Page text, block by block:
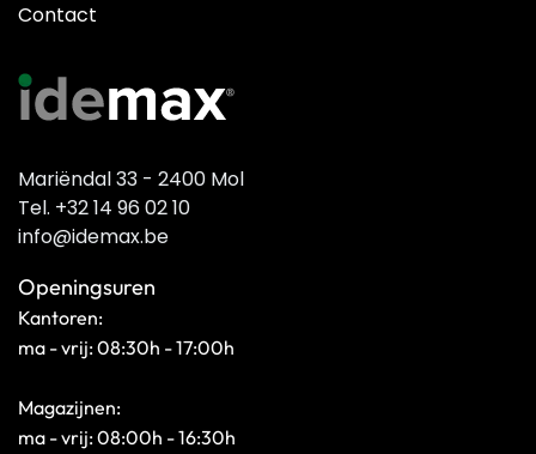
Contact
Mariëndal 33 - 2400 Mol
Tel. +32 14 96 02 10
info@idemax.be
Openingsuren
Kantoren:
ma - vrij: 08:30h - 17:00h
Magazijnen:
ma - vrij: 08:00h - 16:30h